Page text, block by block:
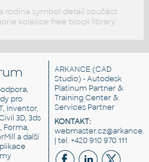
rodina symbol detail součást
kolekce free block library
pro
Inventor,
3D, 3ds
Forma,
a další
ARKANCE (CAD
Studio) - Autodesk
Platinum Partner &
Training Center &
Services Partner
KONTAKT:
| tel. +420 910 970 111